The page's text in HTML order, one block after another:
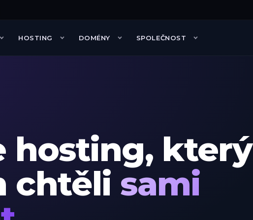
HOSTING DOMÉNY SPOLEČNOST
nás
hosting, který
chtěli sami